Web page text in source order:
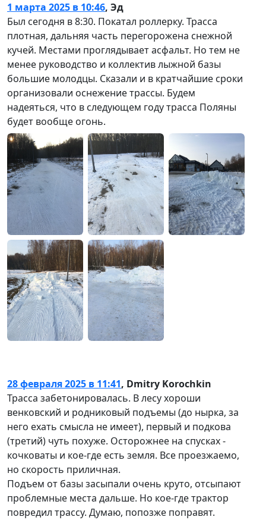
1 марта 2025 в 10:46, Эд
Был сегодня в 8:30. Покатал роллерку. Трасса
плотная, дальняя часть перегорожена снежной
кучей. Местами проглядывает асфальт. Но тем не
менее руководство и коллектив лыжной базы
большие молодцы. Сказали и в кратчайшие сроки
организовали оснежение трассы. Будем
надеяться, что в следующем году трасса Поляны
будет вообще огонь.
28 февраля 2025 в 11:41, Dmitry Korochkin
Трасса забетонировалась. В лесу хороши
венковский и родниковый подъемы (до нырка, за
него ехать смысла не имеет), первый и подкова
(третий) чуть похуже. Осторожнее на спусках -
кочковаты и кое-где есть земля. Все проезжаемо,
но скорость приличная.
Подъем от базы засыпали очень круто, отсыпают
проблемные места дальше. Но кое-где трактор
повредил трассу. Думаю, попозже поправят.